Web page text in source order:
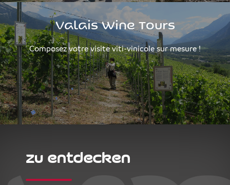
Valais Wine Tours
Composez votre visite viti-vinicole sur mesure !
zu entdecken